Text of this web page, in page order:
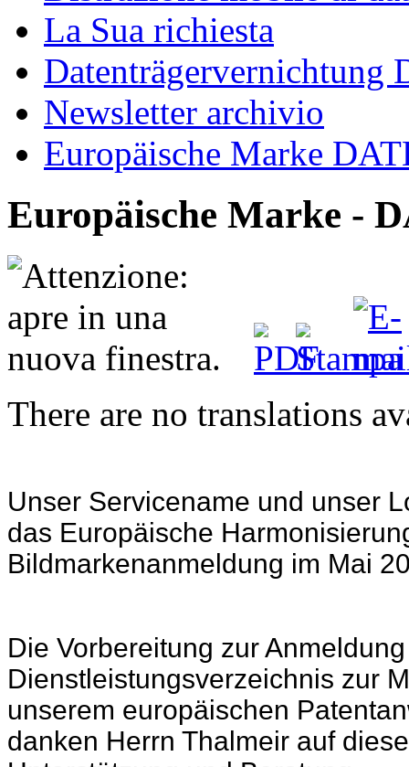
La Sua richiesta
Datenträgervernichtung
Newsletter archivio
Europäische Marke
Europäische Marke -
There are no translations
Unser Servicename und unser
das Europäische
Bildmarkenanmeldung im Mai
Die Vorbereitung zur
Dienstleistungsverzeichnis zur
unserem europäischen
danken Herrn Thalmeir auf